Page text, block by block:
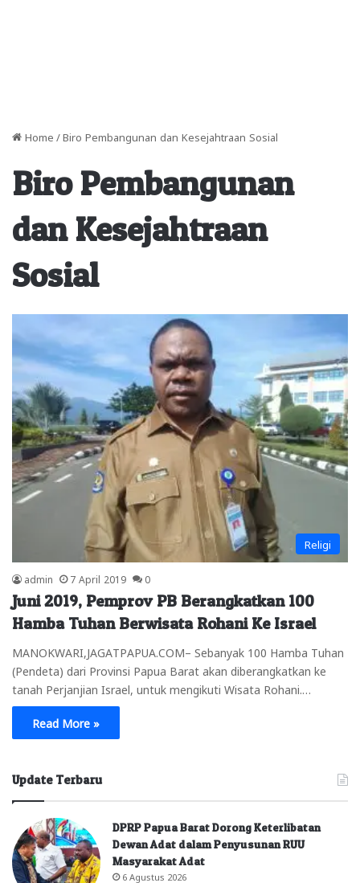
Home / Biro Pembangunan dan Kesejahtraan Sosial
Biro Pembangunan
dan Kesejahtraan
Sosial
Religi
admin 7 April 2019 0
Juni 2019, Pemprov PB Berangkatkan 100
Hamba Tuhan Berwisata Rohani Ke Israel
MANOKWARI,JAGATPAPUA.COM– Sebanyak 100 Hamba Tuhan
(Pendeta) dari Provinsi Papua Barat akan diberangkatkan ke
tanah Perjanjian Israel, untuk mengikuti Wisata Rohani.…
Read More »
Update Terbaru
DPRP Papua Barat Dorong Keterlibatan
Dewan Adat dalam Penyusunan RUU
Masyarakat Adat
6 Agustus 2026